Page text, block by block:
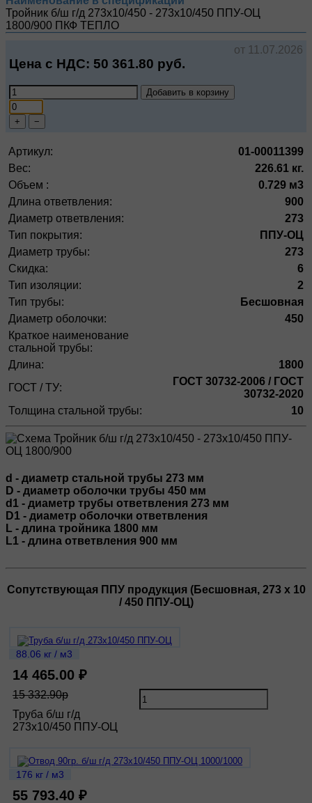
Тройник б/ш г/д 273х10/450 - 273х10/450 ППУ-ОЦ
1800/900 ПКФ ТЕПЛО
от 11.07.2026
Цена с НДС: 50 361.80 руб.
Добавить в корзину
+ −
Артикул:
01-00011399
Вес:
226.61 кг.
Объем :
0.729 м3
Длина ответвления:
900
Диаметр ответвления:
273
Тип покрытия:
ППУ-ОЦ
Диаметр трубы:
273
Скидка:
6
Тип изоляции:
2
Тип трубы:
Бесшовная
Диаметр оболочки:
450
Краткое наименование
стальной трубы:
Длина:
1800
ГОСТ / ТУ:
ГОСТ 30732-2006 / ГОСТ
30732-2020
Толщина стальной трубы:
10
d - диаметр стальной трубы 273 мм
D - диаметр оболочки трубы 450 мм
d1 - диаметр трубы ответвления 273 мм
D1 - диаметр оболочки ответвления
L - длина тройника 1800 мм
L1 - длина ответвления 900 мм
Сопутствующая ППУ продукция (Бесшовная, 273 х 10
/ 450 ППУ-ОЦ)
88.06 кг / м3
14 465.00 ₽
15 332.90р
Труба б/ш г/д
273х10/450 ППУ-ОЦ
176 кг / м3
55 793.40 ₽